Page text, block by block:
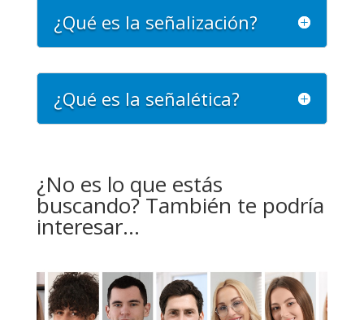
¿Qué es la señalización?
¿Qué es la señalética?
¿No es lo que estás
buscando? También te podría
interesar…